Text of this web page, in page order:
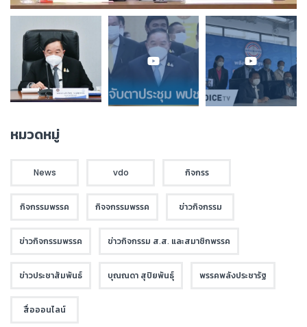
หมวดหมู่
News vdo กิจกรร
กิจกรรมพรรค กิจจกรรมพรรค ข่าวกิจกรรม
ข่าวกิจกรรมพรรค ข่าวกิจกรรม ส.ส. และสมาชิกพรรค
ข่าวประชาสัมพันธ์ บุณณดา สุปิยพันธุ์ พรรคพลังประชารัฐ
สื่อออนไลน์